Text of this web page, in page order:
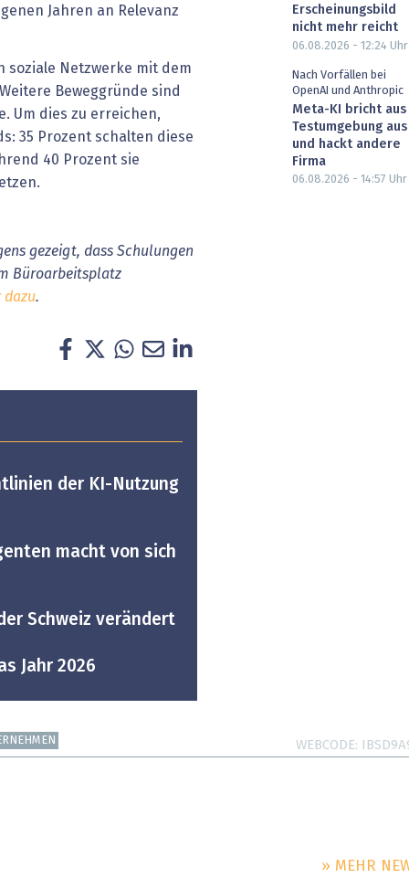
Jahren an Relevanz
soziale Netzwerke mit dem
Beweggründe sind
Um dies zu erreichen,
35 Prozent schalten diese
40 Prozent sie
gezeigt, dass Schulungen
Büroarbeitsplatz
dazu.
der KI-Nutzung
macht von sich
Schweiz verändert
Jahr 2026
Erscheinungsbild
nicht mehr reicht
06.08.2026 - 12:24 Uhr
Nach Vorfällen bei
OpenAI und Anthropic
Meta-KI bricht aus
Testumgebung aus
und hackt andere
Firma
06.08.2026 - 14:57 Uhr
WEBCODE
» MEHR